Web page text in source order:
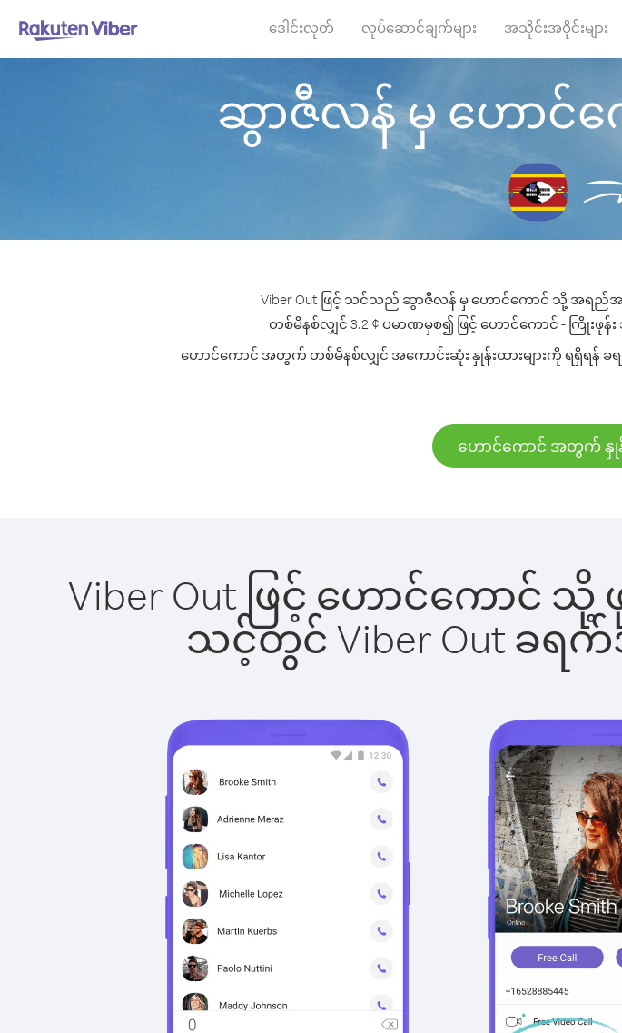
ဒေါင်းလုတ် လုပ်ဆောင်ချက်များ အသိုင်းအဝိုင်းများ
ဆွာဇီလန် မှ ဟောင်က
Viber Out ဖြင့် သင်သည် ဆွာဇီလန် မှ ဟောင်ကောင် သို့ အရည်အ
တစ်မိနစ်လျှင် 3.2 ¢ ပမာဏမှစ၍ ဖြင့် ဟောင်ကောင် - ကြိုး
ဟောင်ကောင် အတွက် တစ်မိနစ်လျှင် အကောင်းဆုံး နှုန်းထားများကို ရရှိရန်
ဟောင်ကောင် အတွက် နှုန်
Viber Out ဖြင့် ဟောင်ကောင်
သင့်တွင် Viber Out ခရ